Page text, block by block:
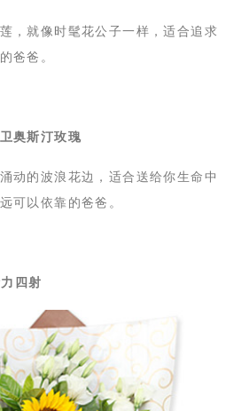
，就像时髦花公子一样，适合追求
爸爸。
奥斯汀玫瑰
动的波浪花边，适合送给你生命中
可以依靠的爸爸。
四射